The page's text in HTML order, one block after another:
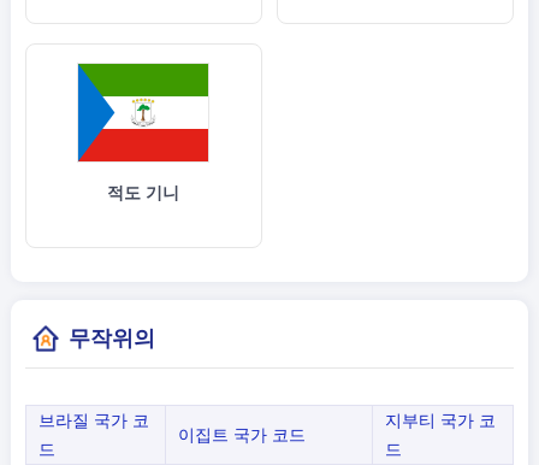
적도 기니
무작위의
브라질 국가 코
드
이집트 국가 코드
지부티 국가 코
드